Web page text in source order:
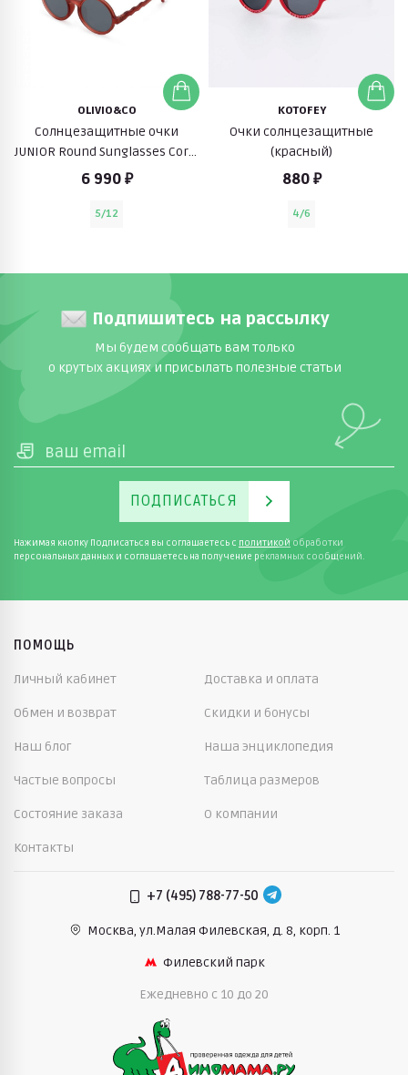
OLIVIO&CO
Солнцезащитные очки
JUNIOR Round Sunglasses Coral
Reef-Sardine Coral (красный)
6 990 ₽
5/12
KOTOFEY
Очки солнцезащитные
(красный)
880 ₽
4/6
Подпишитесь на рассылку
Мы будем сообщать вам только
о крутых акциях и присылать полезные статьи
ПОДПИСАТЬСЯ
Нажимая кнопку Подписаться вы соглашаетесь с политикой обработки
персональных данных и соглашаетесь на получение рекламных сообщений.
ПОМОЩЬ
Личный кабинет Доставка и оплата
Обмен и возврат Скидки и бонусы
Наш блог Наша энциклопедия
Частые вопросы Таблица размеров
Состояние заказа О компании
Контакты
+7 (495) 788-77-50
Москва, ул.Малая Филевская, д. 8, корп. 1
Филевский парк
Ежедневно c 10 до 20